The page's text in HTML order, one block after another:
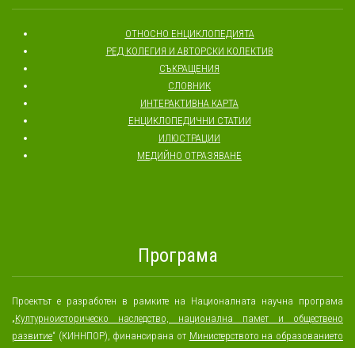
ОТНОСНО ЕНЦИКЛОПЕДИЯТА
РЕД КОЛЕГИЯ И АВТОРСКИ КОЛЕКТИВ
СЪКРАЩЕНИЯ
СЛОВНИК
ИНТЕРАКТИВНА КАРТА
ЕНЦИКЛОПЕДИЧНИ СТАТИИ
ИЛЮСТРАЦИИ
МЕДИЙНО ОТРАЗЯВАНЕ
Програма
Проектът е разработен в рамките на Националната научна програма
„Културноисторическо наследство, национална памет и обществено
развитие“ (КИННПОР), финансирана от Министерството на образованието